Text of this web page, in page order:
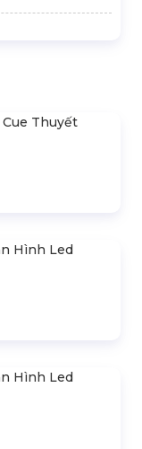
Thuyết
Hình Led
Hình Led